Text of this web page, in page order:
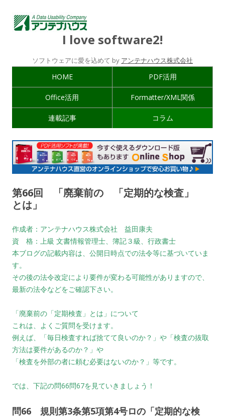
I love software2!
ソフトウェアに愛を込めて by アンテナハウス株式会社
HOME PDF活用
Office活用 Formatter/XML関係
連載記事 コラム
第66回 「廃棄前の 「定期的な検査」
とは」
作成者：アンテナハウス株式会社 益田康夫
資 格：上級 文書情報管理士、簿記３級、行政書士
本ブログの記載内容は、公開日時点での法令等に基づいていま
す。
その後の法令改定により要件が変わる可能性がありますので、
最新の法令などをご確認下さい。
「廃棄前の「定期検査」とは」について
これは、よくご質問を受けます。
例えば、「毎日検査すれば捨てて良いのか？」や「検査の抜取
方法は要件があるのか？」や
「検査を外部の者に頼む必要はないのか？」等です。
では、下記の問66問67を見ていきましょう！
問66 規則第3条第5項第4号ロの「定期的な検